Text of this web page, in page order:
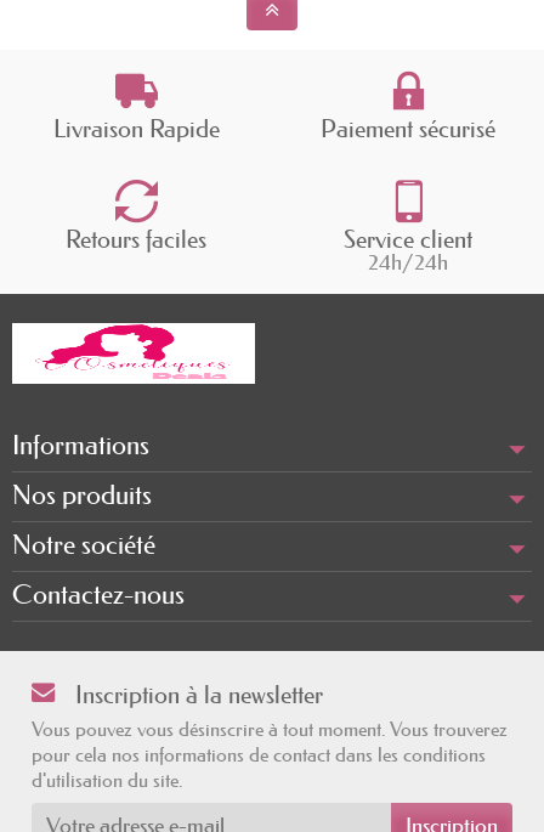
Livraison Rapide Paiement sécurisé
Retours faciles Service client
24h/24h
Informations
Nos produits
Notre société
Contactez-nous
Inscription à la newsletter
Vous pouvez vous désinscrire à tout moment. Vous trouverez
pour cela nos informations de contact dans les conditions
d'utilisation du site.